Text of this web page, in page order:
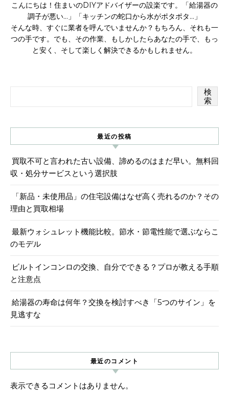
こんにちは！住まいのDIYアドバイザーの設楽です。「給湯器の
調子が悪い…」「キッチンの蛇口から水がポタポタ…」
そんな時、すぐに業者を呼んでいませんか？もちろん、それも一
つの手です。でも、その作業、もしかしたらあなたの手で、もっ
と安く、そして楽しく解決できるかもしれません。
検
索
最近の投稿
買取不可と言われた古い設備、諦めるのはまだ早い。無料回
収・処分サービスという選択肢
「新品・未使用品」の住宅設備はなぜ高く売れるのか？その
理由と買取相場
最新ウォシュレット機能比較。節水・節電性能で選ぶならこ
のモデル
ビルトインコンロの交換、自分でできる？プロが教える手順
と注意点
給湯器の寿命は何年？交換を検討すべき「5つのサイン」を
見逃すな
最近のコメント
表示できるコメントはありません。